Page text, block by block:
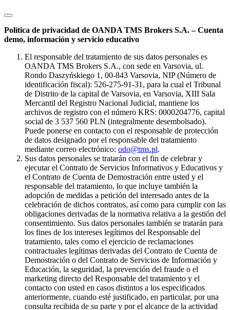
Política de privacidad de OANDA TMS Brokers S.A. – Cuenta
demo, información y servicio educativo
El responsable del tratamiento de sus datos personales es
OANDA TMS Brokers S.A., con sede en Varsovia, ul.
Rondo Daszyńskiego 1, 00-843 Varsovia, NIP (Número de
identificación fiscal): 526-275-91-31, para la cual el Tribunal
de Distrito de la capital de Varsovia, en Varsovia, XIII Sala
Mercantil del Registro Nacional Judicial, mantiene los
archivos de registro con el número KRS: 0000204776, capital
social de 3 537 560 PLN (integralmente desembolsado).
Puede ponerse en contacto con el responsable de protección
de datos designado por el responsable del tratamiento
mediante correo electrónico: odo@tms.pl.
Sus datos personales se tratarán con el fin de celebrar y
ejecutar el Contrato de Servicios Informativos y Educativos y
el Contrato de Cuenta de Demostración entre usted y el
responsable del tratamiento, lo que incluye también la
adopción de medidas a petición del interesado antes de la
celebración de dichos contratos, así como para cumplir con las
obligaciones derivadas de la normativa relativa a la gestión del
consentimiento. Sus datos personales también se tratarán para
los fines de los intereses legítimos del Responsable del
tratamiento, tales como el ejercicio de reclamaciones
contractuales legítimas derivadas del Contrato de Cuenta de
Demostración o del Contrato de Servicios de Información y
Educación, la seguridad, la prevención del fraude o el
marketing directo del Responsable del tratamiento y el
contacto con usted en casos distintos a los especificados
anteriormente, cuando esté justificado, en particular, por una
consulta recibida de su parte y por el alcance de la actividad